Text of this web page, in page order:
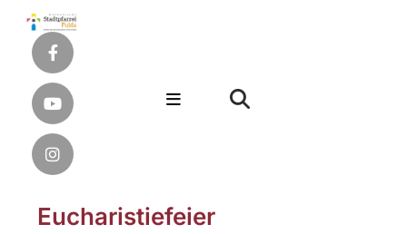
Eucharistiefeier